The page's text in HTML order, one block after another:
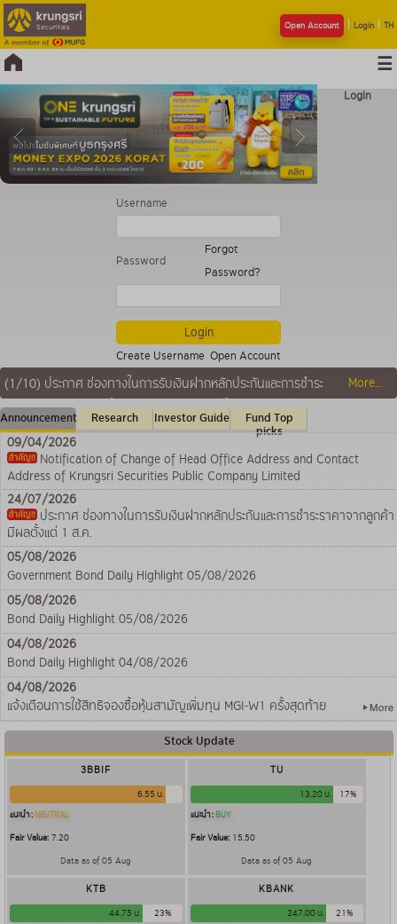
Open Account Login TH
Login
Username
Password
Forgot
Password?
Create Username Open Account
More...
(1/10) ประกาศ ช่องทางในการรับเงินฝากหลักประกันและการชำระ
ราคาจากลูกค้า มีผลตั้งแต่ 1 ส.ค. 69 เป็นต้นไป
Announcement Research Investor Guide Fund Top
picks
09/04/2026
Notification of Change of Head Office Address and Contact
Address of Krungsri Securities Public Company Limited
24/07/2026
ประกาศ ช่องทางในการรับเงินฝากหลักประกันและการชำระราคาจากลูกค้า
มีผลตั้งแต่ 1 ส.ค.
05/08/2026
Government Bond Daily Highlight 05/08/2026
05/08/2026
Bond Daily Highlight 05/08/2026
04/08/2026
Bond Daily Highlight 04/08/2026
04/08/2026
แจ้งเตือนการใช้สิทธิจองซื้อหุ้นสามัญเพิ่มทุน MGI-W1 ครั้งสุดท้าย
Stock Update
3BBIF
6.55 บ.
แนะนำ :NEUTRAL
Fair Value:7.20
Data as of 05 Aug
TU
13.20 บ. 17%
แนะนำ :BUY
Fair Value:15.50
Data as of 05 Aug
KTB
44.75 บ. 23%
KBANK
247.00 บ. 21%